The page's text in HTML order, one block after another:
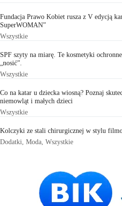
Fundacja Prawo Kobiet rusza z V edycją
SuperWOMAN”
Wszystkie
SPF szyty na miarę. Te kosmetyki
„nosić”.
Wszystkie
Co na katar u dziecka wiosną? Poznaj
niemowląt i małych dzieci
Wszystkie
Kolczyki ze stali chirurgicznej w stylu
Dodatki Moda Wszystkie